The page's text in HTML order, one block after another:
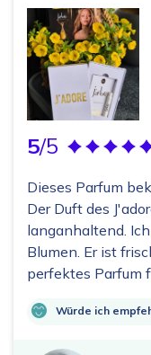
5/5
Dieses Parfum
Der Duft des
langanhaltend.
Blumen. Er ist
perfektes Parfum
Würde ich